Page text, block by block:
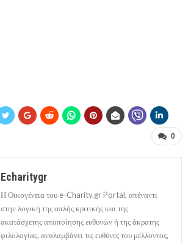
0
Echaritygr
Η Οικογένεια του e-Charity.gr Portal, απέναντι
στην λογική της απλής κριτικής και της
ακατάσχετης αποποίησης ευθυνών ή της άκρατης
φιλολογίας, αναλαμβάνει τις ευθύνες του μέλλοντος,